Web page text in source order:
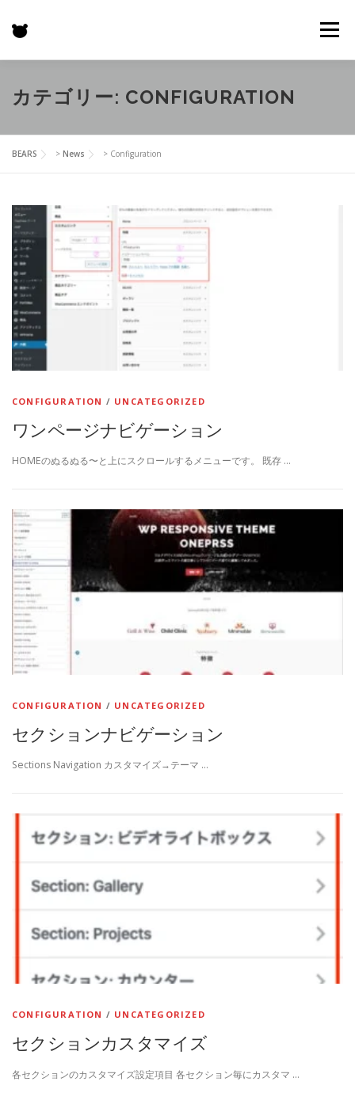
ッ
メニュー
HOME 特徴 BEARS GALLERY 機能一覧
プロジェクト お客様の声
お問い合わせ SHOP
カテゴリー: CONFIGURATION
BEARS > News > Configuration
CONFIGURATION / UNCATEGORIZED
ワンページナビゲーション
HOMEのぬるぬる〜と上にスクロールするメニューです。 既存 …
CONFIGURATION / UNCATEGORIZED
セクションナビゲーション
Sections Navigation カスタマイズ→テーマ …
CONFIGURATION / UNCATEGORIZED
セクションカスタマイズ
各セクションのカスタマイズ設定項目 各セクション毎にカスタマ …